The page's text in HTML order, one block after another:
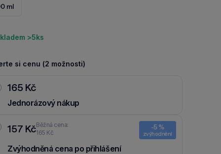
ml
>5ks
si cenu (2 možnosti)
165 Kč
Jednorázový nákup
157 KčBěžná cena:
165 Kč
-5 %
zvýhodnění
Zvýhodněná cena po přihlášení